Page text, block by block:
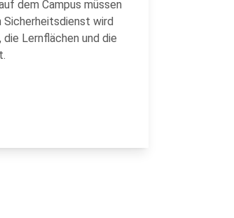
dem Campus müssen
Sicherheitsdienst wird
Lernflächen und die